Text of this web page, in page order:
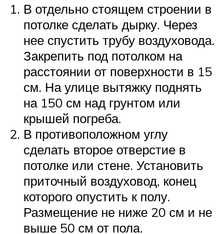
В отдельно стоящем строении в
потолке сделать дырку. Через
нее спустить трубу воздуховода.
Закрепить под потолком на
расстоянии от поверхности в 15
см. На улице вытяжку поднять
на 150 см над грунтом или
крышей погреба.
В противоположном углу
сделать второе отверстие в
потолке или стене. Установить
приточный воздуховод, конец
которого опустить к полу.
Размещение не ниже 20 см и не
выше 50 см от пола.